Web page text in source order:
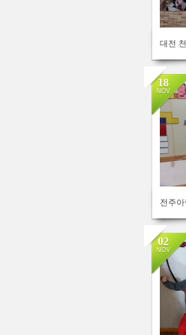
18
NOV
02
NOV